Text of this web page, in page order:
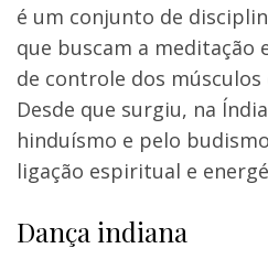
é um conjunto de
que buscam a meditação
de controle dos músculos
Desde que surgiu, na
hinduísmo e pelo
ligação espiritual e
Dança indiana